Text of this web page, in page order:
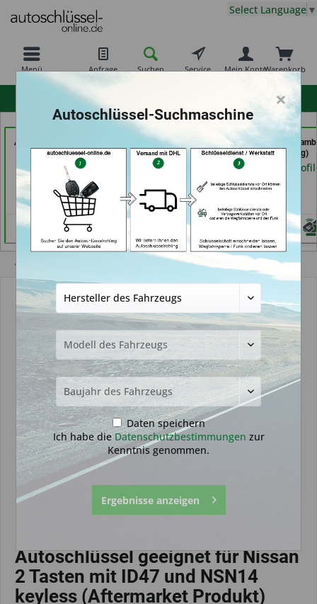
Menü Anfrage Suchen Service Warenkorb
Mein Konto
Select Language ▼
AutoAufsperrer (in Bad
Arolsen)
Händlerprofil
RAPID Service (in
Fellbach)
Händlerprofil
Autoschlüssel
(in Hamburg)
Händlerprofil
Autoschlüssel geeignet für Nissan
2 Tasten mit ID47 und NSN14
keyless (Aftermarket Produkt)
×
Autoschlüssel-Suchmaschine
Daten speichern
Ich habe dieDatenschutzbestimmungen zur
Kenntnis genommen.
Ergebnisse anzeigen